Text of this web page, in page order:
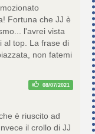
Fortuna che JJ è
l'avrei vista
al top. La frase di
non fatemi
08/07/2021
è riuscito ad
il crollo di JJ